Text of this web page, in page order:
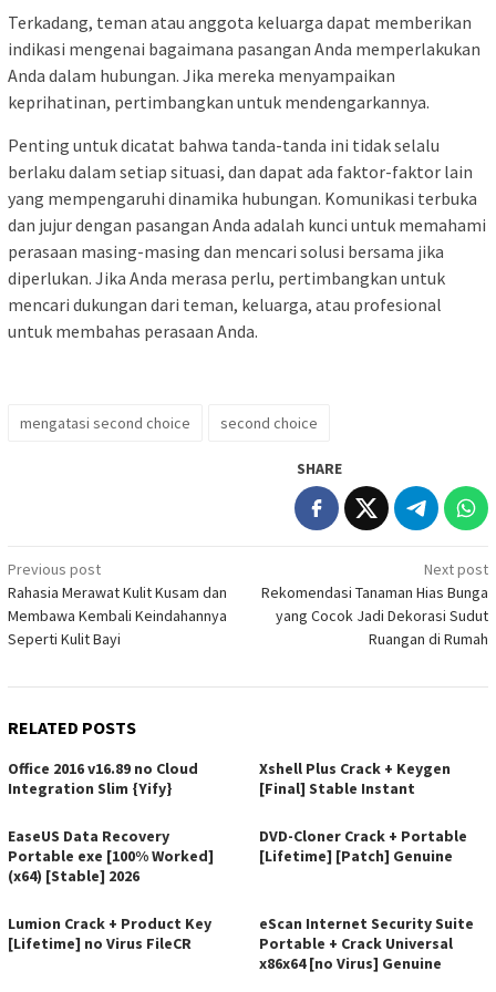
Terkadang, teman atau anggota keluarga dapat memberikan
indikasi mengenai bagaimana pasangan Anda memperlakukan
Anda dalam hubungan. Jika mereka menyampaikan
keprihatinan, pertimbangkan untuk mendengarkannya.
Penting untuk dicatat bahwa tanda-tanda ini tidak selalu
berlaku dalam setiap situasi, dan dapat ada faktor-faktor lain
yang mempengaruhi dinamika hubungan. Komunikasi terbuka
dan jujur dengan pasangan Anda adalah kunci untuk memahami
perasaan masing-masing dan mencari solusi bersama jika
diperlukan. Jika Anda merasa perlu, pertimbangkan untuk
mencari dukungan dari teman, keluarga, atau profesional
untuk membahas perasaan Anda.
mengatasi second choice second choice
SHARE
Post
navigation
Previous post
Rahasia Merawat Kulit Kusam dan
Membawa Kembali Keindahannya
Seperti Kulit Bayi
Next post
Rekomendasi Tanaman Hias Bunga
yang Cocok Jadi Dekorasi Sudut
Ruangan di Rumah
RELATED POSTS
Office 2016 v16.89 no Cloud
Integration Slim {Yify}
Xshell Plus Crack + Keygen
[Final] Stable Instant
EaseUS Data Recovery
Portable exe [100% Worked]
(x64) [Stable] 2026
DVD-Cloner Crack + Portable
[Lifetime] [Patch] Genuine
Lumion Crack + Product Key
[Lifetime] no Virus FileCR
eScan Internet Security Suite
Portable + Crack Universal
x86x64 [no Virus] Genuine